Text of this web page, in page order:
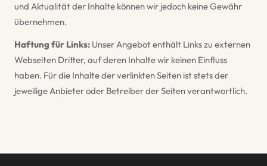
und Aktualität der Inhalte können wir jedoch keine Gewähr
übernehmen.
Haftung für Links: Unser Angebot enthält Links zu externen
Webseiten Dritter, auf deren Inhalte wir keinen Einfluss
haben. Für die Inhalte der verlinkten Seiten ist stets der
jeweilige Anbieter oder Betreiber der Seiten verantwortlich.